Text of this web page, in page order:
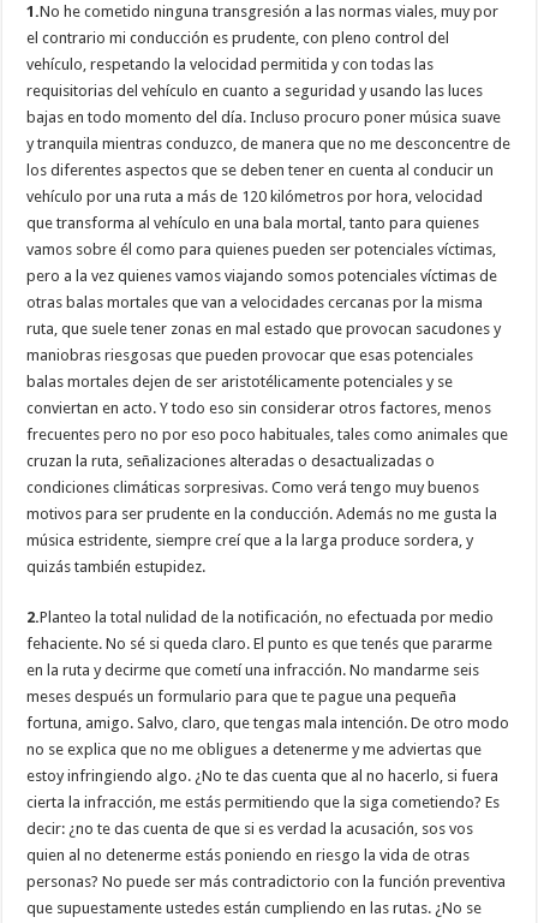
1.No he cometido ninguna transgresión a las normas viales, muy por
el contrario mi conducción es prudente, con pleno control del
vehículo, respetando la velocidad permitida y con todas las
requisitorias del vehículo en cuanto a seguridad y usando las luces
bajas en todo momento del día. Incluso procuro poner música suave
y tranquila mientras conduzco, de manera que no me desconcentre de
los diferentes aspectos que se deben tener en cuenta al conducir un
vehículo por una ruta a más de 120 kilómetros por hora, velocidad
que transforma al vehículo en una bala mortal, tanto para quienes
vamos sobre él como para quienes pueden ser potenciales víctimas,
pero a la vez quienes vamos viajando somos potenciales víctimas de
otras balas mortales que van a velocidades cercanas por la misma
ruta, que suele tener zonas en mal estado que provocan sacudones y
maniobras riesgosas que pueden provocar que esas potenciales
balas mortales dejen de ser aristotélicamente potenciales y se
conviertan en acto. Y todo eso sin considerar otros factores, menos
frecuentes pero no por eso poco habituales, tales como animales que
cruzan la ruta, señalizaciones alteradas o desactualizadas o
condiciones climáticas sorpresivas. Como verá tengo muy buenos
motivos para ser prudente en la conducción. Además no me gusta la
música estridente, siempre creí que a la larga produce sordera, y
quizás también estupidez.
2.Planteo la total nulidad de la notificación, no efectuada por medio
fehaciente. No sé si queda claro. El punto es que tenés que pararme
en la ruta y decirme que cometí una infracción. No mandarme seis
meses después un formulario para que te pague una pequeña
fortuna, amigo. Salvo, claro, que tengas mala intención. De otro modo
no se explica que no me obligues a detenerme y me adviertas que
estoy infringiendo algo. ¿No te das cuenta que al no hacerlo, si fuera
cierta la infracción, me estás permitiendo que la siga cometiendo? Es
decir: ¿no te das cuenta de que si es verdad la acusación, sos vos
quien al no detenerme estás poniendo en riesgo la vida de otras
personas? No puede ser más contradictorio con la función preventiva
que supuestamente ustedes están cumpliendo en las rutas. ¿No se